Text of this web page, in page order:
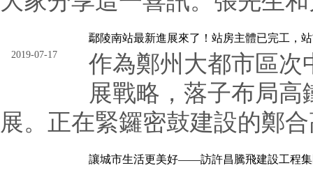
2019-07-17
鄢陵南站最新進展來了！站房主體已完工，
作為鄭州大都市區次
展戰略，落子布局
展。正在緊鑼密鼓建設的鄭
讓城市生活更美好——訪許昌騰飛建設工程